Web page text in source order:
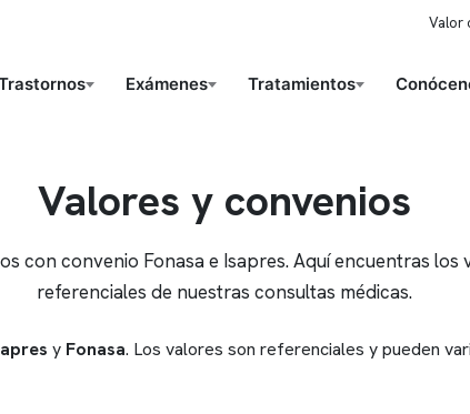
Valor
Exámenes Tratamientos
Valores y convenios
con convenio Fonasa e Isapres. Aquí encuentras los
referenciales de nuestras consultas médicas.
y Fonasa. Los valores son referenciales y pueden